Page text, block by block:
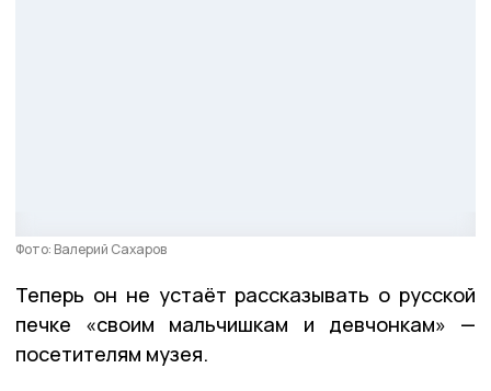
Фото: Валерий Сахаров
Теперь он не устаёт рассказывать о русской
печке «своим мальчишкам и девчонкам» —
посетителям музея.